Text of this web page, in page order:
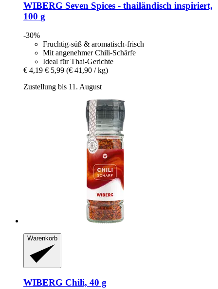
WIBERG Seven Spices -​ thailändisch inspiriert,
100 g
-30%
Fruchtig-süß & aromatisch-frisch
Mit angenehmer Chili-Schärfe
Ideal für Thai-Gerichte
€ 4,19 € 5,99 (€ 41,90 / kg)
Zustellung bis 11. August
Warenkorb
WIBERG Chili, 40 g